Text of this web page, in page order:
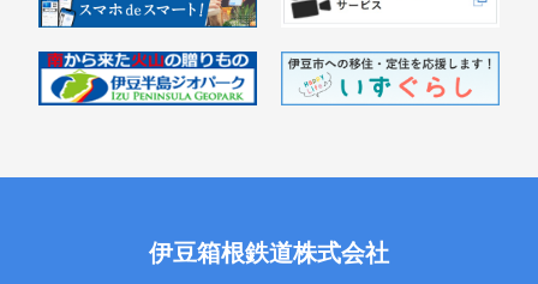
伊豆箱根鉄道株式会社